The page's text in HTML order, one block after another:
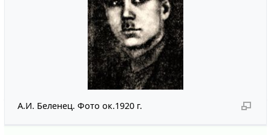
А.И. Беленец. Фото ок.1920 г.